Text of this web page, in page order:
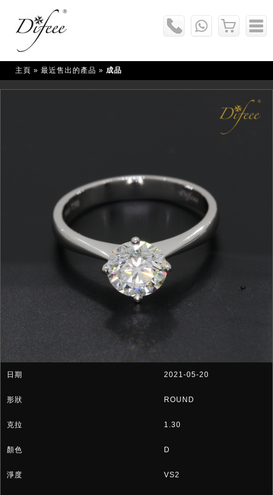
主頁 » 最近售出的產品 » 成品
2021-05-20
ROUND
1.30
D
VS2